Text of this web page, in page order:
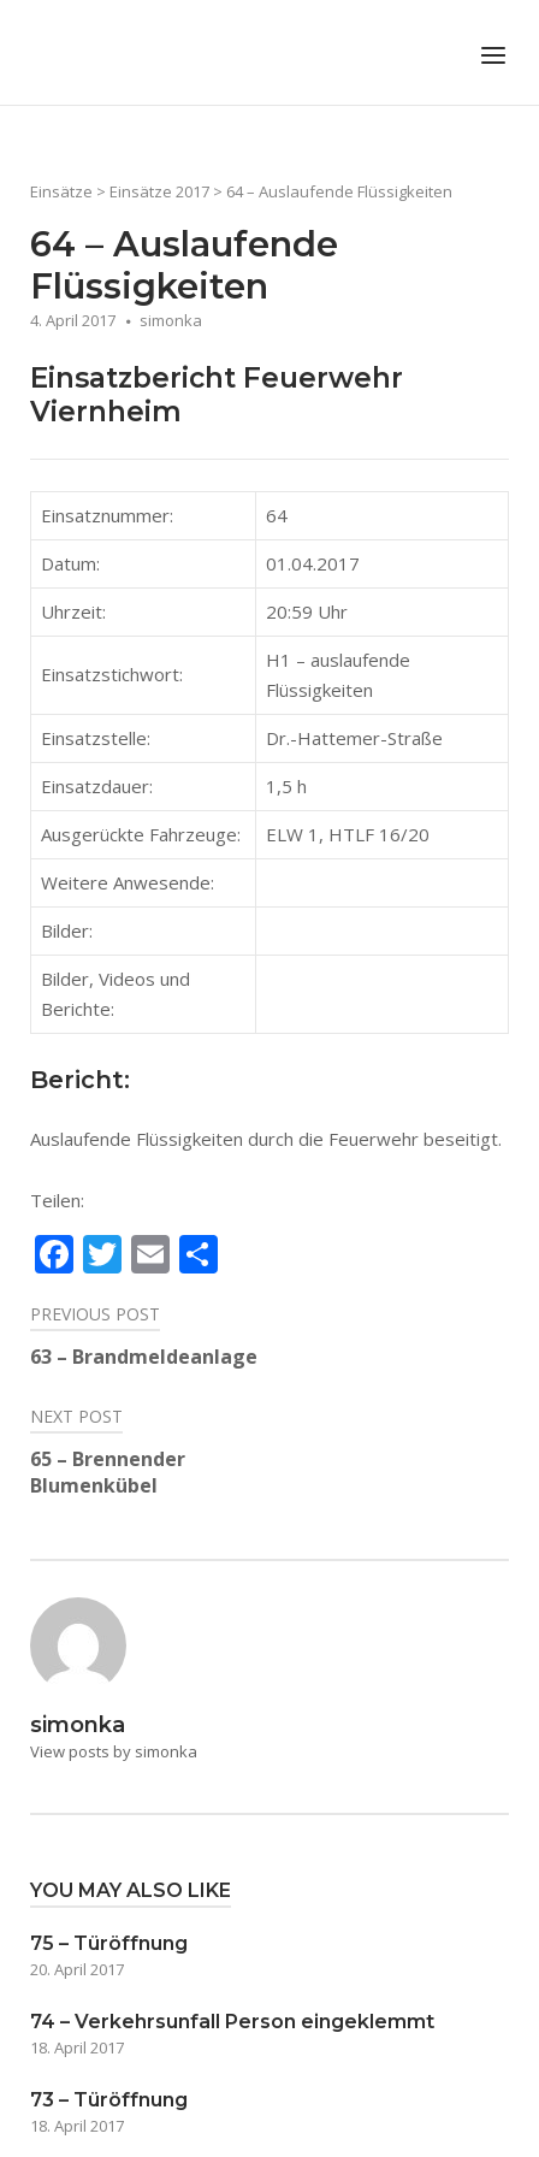
Menu
Einsätze > Einsätze 2017 > 64 – Auslaufende Flüssigkeiten
64 – Auslaufende
Flüssigkeiten
4. April 2017 simonka
Einsatzbericht Feuerwehr
Viernheim
Einsatznummer:
64
Datum:
01.04.2017
Uhrzeit:
20:59 Uhr
Einsatzstichwort:
H1 – auslaufende
Flüssigkeiten
Einsatzstelle:
Dr.-Hattemer-Straße
Einsatzdauer:
1,5 h
Ausgerückte Fahrzeuge:
ELW 1, HTLF 16/20
Weitere Anwesende:
Bilder:
Bilder, Videos und
Berichte:
Bericht:
Auslaufende Flüssigkeiten durch die Feuerwehr beseitigt.
Teilen:
Facebook
Twitter
Email
Beitragsnavigation
PREVIOUS POST
63 – Brandmeldeanlage
NEXT POST
65 – Brennender
Blumenkübel
simonka
View posts by simonka
YOU MAY ALSO LIKE
75 – Türöffnung
20. April 2017
74 – Verkehrsunfall Person eingeklemmt
18. April 2017
73 – Türöffnung
18. April 2017